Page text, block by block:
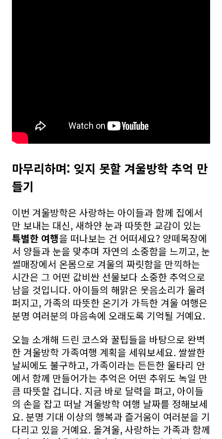
마무리하며: 잊지 못할 겨울방학 추억 만
들기
이번 겨울방학은 사랑하는 아이들과 함께 집에서
만 보내는 대신, 새하얀 눈과 따뜻한 교감이 있는
특별한 여행을 떠나보는 건 어떠세요? 양떼목장에
서 양들과 눈을 맞추며 자연의 소중함을 느끼고, 눈
썰매장에서 온몸으로 겨울의 짜릿함을 만끽하는
시간은 그 어떤 값비싼 선물보다 소중한 추억으로
남을 것입니다. 아이들의 해맑은 웃음소리가 울려
퍼지고, 가족의 따뜻한 온기가 가득한 겨울 여행은
분명 여러분의 마음속에 오래도록 기억될 거예요.
오늘 소개해 드린 코스와 꿀팁들을 바탕으로 완벽
한 겨울방학 가족여행 계획을 세워보세요. 쌀쌀한
날씨에도 불구하고, 가족이라는 든든한 울타리 안
에서 함께 만들어가는 추억은 어떤 추위도 녹일 만
큼 따뜻할 겁니다. 지금 바로 달력을 펴고, 아이들
의 손을 잡고 떠날 겨울방학 여행 날짜를 정해보세
요. 분명 기대 이상의 행복과 즐거움이 여러분을 기
다리고 있을 거예요. 올겨울, 사랑하는 가족과 함께